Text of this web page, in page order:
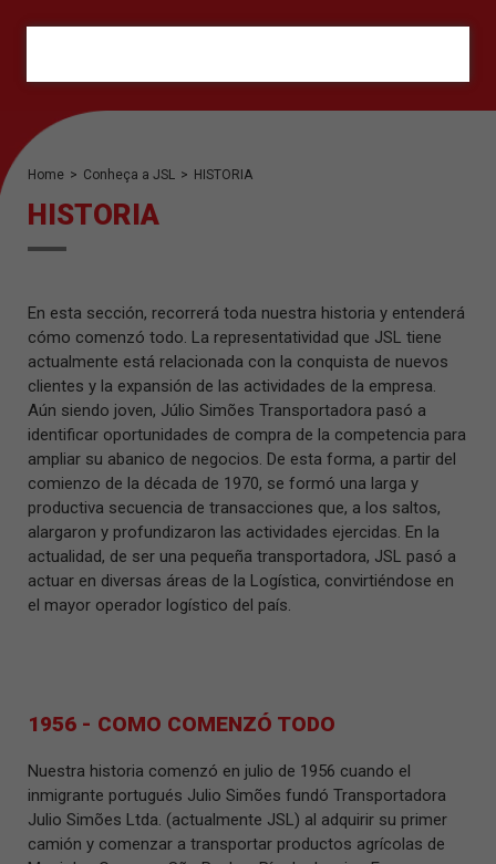
Home > Conheça a JSL > HISTORIA
HISTORIA
En esta sección, recorrerá toda nuestra historia y entenderá
cómo comenzó todo. La representatividad que JSL tiene
actualmente está relacionada con la conquista de nuevos
clientes y la expansión de las actividades de la empresa.
Aún siendo joven, Júlio Simões Transportadora pasó a
identificar oportunidades de compra de la competencia para
ampliar su abanico de negocios. De esta forma, a partir del
comienzo de la década de 1970, se formó una larga y
productiva secuencia de transacciones que, a los saltos,
alargaron y profundizaron las actividades ejercidas. En la
actualidad, de ser una pequeña transportadora, JSL pasó a
actuar en diversas áreas de la Logística, convirtiéndose en
el mayor operador logístico del país.
1956 - COMO COMENZÓ TODO
Nuestra historia comenzó en julio de 1956 cuando el
inmigrante portugués Julio Simões fundó Transportadora
Julio Simões Ltda. (actualmente JSL) al adquirir su primer
camión y comenzar a transportar productos agrícolas de